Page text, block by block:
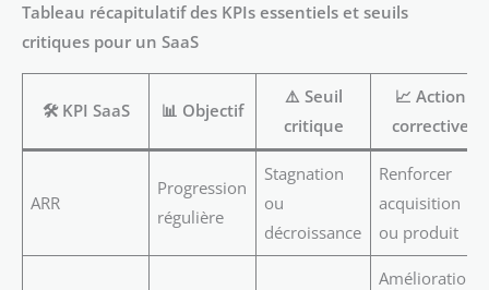
Tableau récapitulatif des KPIs essentiels et seuils
critiques pour un SaaS
🛠️ KPI SaaS 📊 Objectif
⚠️ Seuil
critique
📈 Action
corrective
ARR
Progression
régulière
Stagnation
ou
décroissance
Renforcer
acquisition
ou produit
Amélioration